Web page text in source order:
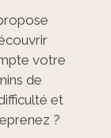
votre
de
et
?